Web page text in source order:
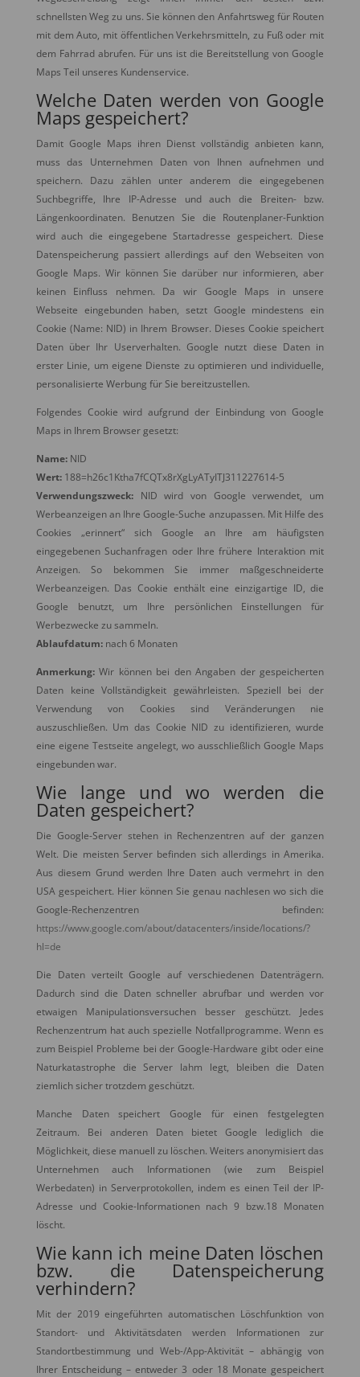
schnellsten Weg zu uns. Sie können den Anfahrtsweg für Routen
mit dem Auto, mit öffentlichen Verkehrsmitteln, zu Fuß oder mit
dem Fahrrad abrufen. Für uns ist die Bereitstellung von Google
Maps Teil unseres Kundenservice.
Welche Daten werden von Google
Maps gespeichert?
Damit Google Maps ihren Dienst vollständig anbieten kann,
muss das Unternehmen Daten von Ihnen aufnehmen und
speichern. Dazu zählen unter anderem die eingegebenen
Suchbegriffe, Ihre IP-Adresse und auch die Breiten- bzw.
Längenkoordinaten. Benutzen Sie die Routenplaner-Funktion
wird auch die eingegebene Startadresse gespeichert. Diese
Datenspeicherung passiert allerdings auf den Webseiten von
Google Maps. Wir können Sie darüber nur informieren, aber
keinen Einfluss nehmen. Da wir Google Maps in unsere
Webseite eingebunden haben, setzt Google mindestens ein
Cookie (Name: NID) in Ihrem Browser. Dieses Cookie speichert
Daten über Ihr Userverhalten. Google nutzt diese Daten in
erster Linie, um eigene Dienste zu optimieren und individuelle,
personalisierte Werbung für Sie bereitzustellen.
Folgendes Cookie wird aufgrund der Einbindung von Google
Maps in Ihrem Browser gesetzt:
Name:NID
Wert:188=h26c1Ktha7fCQTx8rXgLyATyITJ311227614-5
Verwendungszweck:NID wird von Google verwendet, um
Werbeanzeigen an Ihre Google-Suche anzupassen. Mit Hilfe des
Cookies „erinnert“ sich Google an Ihre am häufigsten
eingegebenen Suchanfragen oder Ihre frühere Interaktion mit
Anzeigen. So bekommen Sie immer maßgeschneiderte
Werbeanzeigen. Das Cookie enthält eine einzigartige ID, die
Google benutzt, um Ihre persönlichen Einstellungen für
Werbezwecke zu sammeln.
Ablaufdatum:nach 6 Monaten
Anmerkung:Wir können bei den Angaben der gespeicherten
Daten keine Vollständigkeit gewährleisten. Speziell bei der
Verwendung von Cookies sind Veränderungen nie
auszuschließen. Um das Cookie NID zu identifizieren, wurde
eine eigene Testseite angelegt, wo ausschließlich Google Maps
eingebunden war.
Wie lange und wo werden die
Daten gespeichert?
Die Google-Server stehen in Rechenzentren auf der ganzen
Welt. Die meisten Server befinden sich allerdings in Amerika.
Aus diesem Grund werden Ihre Daten auch vermehrt in den
USA gespeichert. Hier können Sie genau nachlesen wo sich die
Google-Rechenzentren befinden:
https://www.google.com/about/datacenters/inside/locations/?
hl=de
Die Daten verteilt Google auf verschiedenen Datenträgern.
Dadurch sind die Daten schneller abrufbar und werden vor
etwaigen Manipulationsversuchen besser geschützt. Jedes
Rechenzentrum hat auch spezielle Notfallprogramme. Wenn es
zum Beispiel Probleme bei der Google-Hardware gibt oder eine
Naturkatastrophe die Server lahm legt, bleiben die Daten
ziemlich sicher trotzdem geschützt.
Manche Daten speichert Google für einen festgelegten
Zeitraum. Bei anderen Daten bietet Google lediglich die
Möglichkeit, diese manuell zu löschen. Weiters anonymisiert das
Unternehmen auch Informationen (wie zum Beispiel
Werbedaten) in Serverprotokollen, indem es einen Teil der IP-
Adresse und Cookie-Informationen nach 9 bzw.18 Monaten
löscht.
Wie kann ich meine Daten löschen
bzw. die Datenspeicherung
verhindern?
Mit der 2019 eingeführten automatischen Löschfunktion von
Standort- und Aktivitätsdaten werden Informationen zur
Standortbestimmung und Web-/App-Aktivität – abhängig von
Ihrer Entscheidung – entweder 3 oder 18 Monate gespeichert